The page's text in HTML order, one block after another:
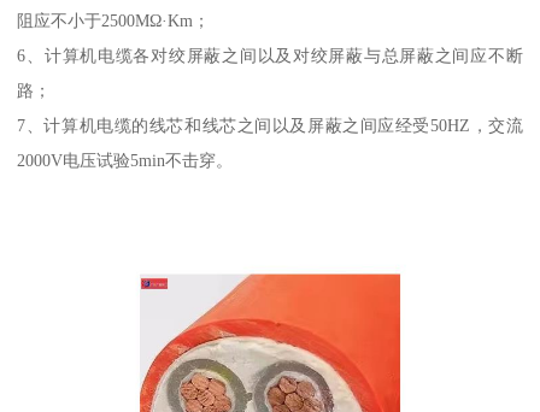
阻应不小于2500MΩ·Km；
6、计算机电缆各对绞屏蔽之间以及对绞屏蔽与总屏蔽之间应不断
路；
7、计算机电缆的线芯和线芯之间以及屏蔽之间应经受50HZ，交流
2000V电压试验5min不击穿。